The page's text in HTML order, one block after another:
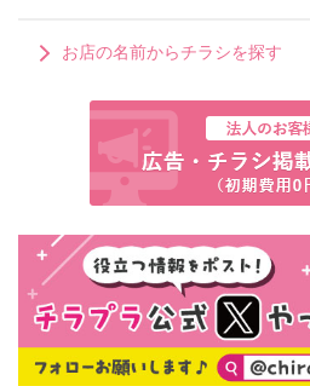
お店の名前からチラシを探す